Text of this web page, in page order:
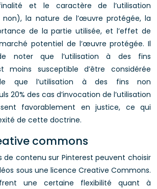
et le caractère de l’utilisation
la nature de l’œuvre protégée, la
de la partie utilisée, et l’effet de
potentiel de l’œuvre protégée. Il
noter que l’utilisation à des fins
moins susceptible d’être considérée
que l’utilisation à des fins non
20% des cas d’invocation de l’utilisation
favorablement en justice, ce qui
de cette doctrine.
commons
de contenu sur Pinterest peuvent choisir
sous une licence Creative Commons.
une certaine flexibilité quant à